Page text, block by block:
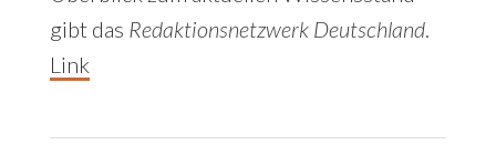
gibt das Redaktionsnetzwerk Deutschland.
Link